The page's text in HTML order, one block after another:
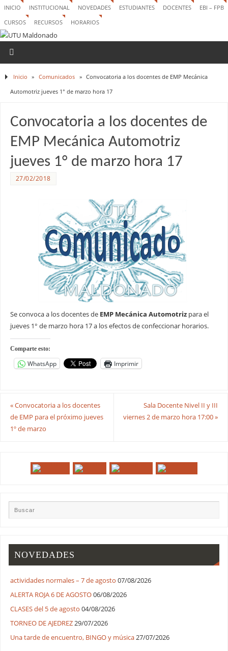
INICIO INSTITUCIONAL NOVEDADES ESTUDIANTES DOCENTES
EBI – FPB
CURSOS
RECURSOS HORARIOS
Inicio » Comunicados » Convocatoria a los docentes de EMP Mecánica
Automotriz jueves 1° de marzo hora 17
Convocatoria a los docentes de
EMP Mecánica Automotriz
jueves 1° de marzo hora 17
27/02/2018
Se convoca a los docentes de EMP Mecánica Automotrizpara el
jueves 1° de marzo hora 17 a los efectos de confeccionar horarios.
Comparte esto:
WhatsApp Imprimir
«Convocatoria a los docentes
de EMP para el próximo jueves
1º de marzo
Sala Docente Nivel II y III
viernes 2 de marzo hora 17:00»
NOVEDADES
actividades normales – 7 de agosto 07/08/2026
ALERTA ROJA 6 DE AGOSTO06/08/2026
CLASES del 5 de agosto 04/08/2026
TORNEO DE AJEDREZ29/07/2026
Una tarde de encuentro, BINGO y música27/07/2026